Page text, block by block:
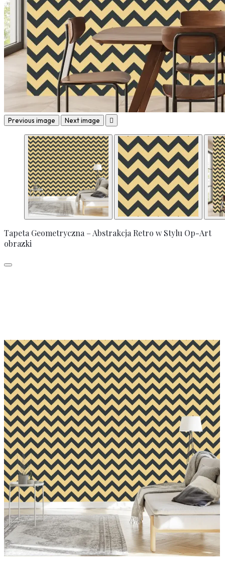
Previous image Next image 
Tapeta Geometryczna – Abstrakcja Retro w Stylu Op-Art
obrazki